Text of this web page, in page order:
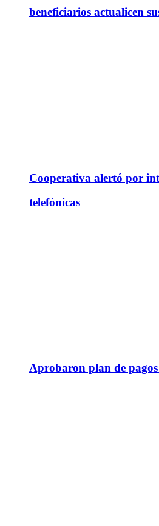
beneficiarios actualicen
Cooperativa alertó por
telefónicas
Aprobaron plan de